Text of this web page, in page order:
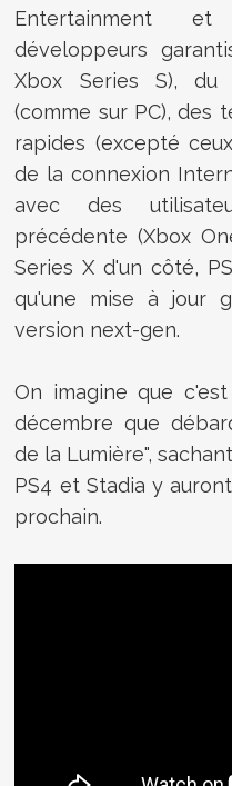
Entertainment
développeurs
Xbox Series S),
(comme sur PC), des
rapides (excepté
de la connexion
avec des
précédente (Xbox
Series X d'un côté,
qu'une mise à jour
version next-gen.
On imagine que
décembre que
de la Lumière",
PS4 et Stadia y
prochain.